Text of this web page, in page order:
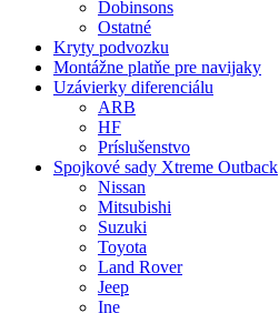
Dobinsons
Ostatné
Kryty podvozku
Montážne platňe pre navijaky
Uzávierky diferenciálu
ARB
HF
Príslušenstvo
Spojkové sady Xtreme Outback
Nissan
Mitsubishi
Suzuki
Toyota
Land Rover
Jeep
Ine